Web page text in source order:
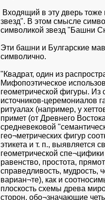
Входящий в эту дверь
звезд". В этом смысле
символикой звезд "Башни
Эти башни и Булгарские
символично.
"Квадрат, один из
Мифопоэтическое
геометрической фигуры. Из
источников-церемониалов
ритуалах (например, у
примет (от Древнего
средневековой
гео¬метрических фигур
этикета и т. п., выявляется
геометрической
равенство, простота,
справедливость, мудрость,
вариан¬те), как и
плоскость схемы древа
сторон, обо¬значающие